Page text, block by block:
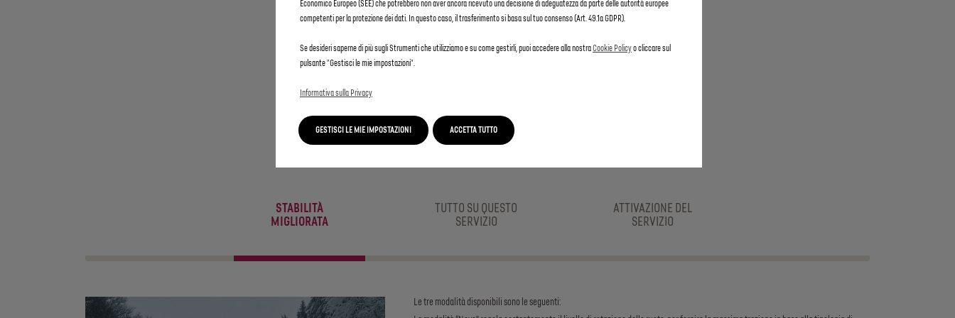
,67
/mese
ADVANCED TRACTION CONTROL
STABILITÀ
MIGLIORATA
TUTTO SU QUESTO
SERVIZIO
ATTIVAZIONE DEL
SERVIZIO
Le tre modalità disponibili sono le seguenti:
Economico Europeo (SEE) che potrebbero non aver ancora ricevuto una decisione di adeguatezza da parte delle autorità europee
competenti per la protezione dei dati. In questo caso, il trasferimento si basa sul tuo consenso (Art. 49.1a GDPR).
Se desideri saperne di più sugli Strumenti che utilizziamo e su come gestirli, puoi accedere alla nostraCookie Policyo cliccare sul
pulsante "Gestisci le mie impostazioni".
Informativa sulla Privacy
GESTISCI LE MIE IMPOSTAZIONI ACCETTA TUTTO